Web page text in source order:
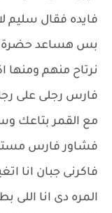
فايده فقال سليم
بس هساعد حضرة
نرتاح منهم ومنها
فارس رجلى على
مع القمر بتاعك
فشاور فارس
فاكرنى جبان انا
المره دى انا